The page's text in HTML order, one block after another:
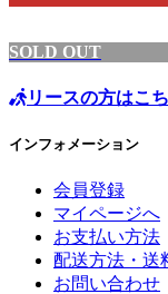
SOLD OUT
リースの方はこ
インフォメーション
会員登録
マイページへ
お支払い方法
配送方法・送
お問い合わせ